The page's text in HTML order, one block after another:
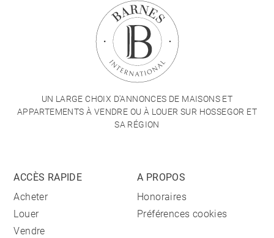
UN LARGE CHOIX D'ANNONCES DE MAISONS ET
APPARTEMENTS À VENDRE OU À LOUER SUR HOSSEGOR ET
SA RÉGION
ACCÈS RAPIDE
Acheter
Louer
Vendre
A PROPOS
Honoraires
Préférences cookies